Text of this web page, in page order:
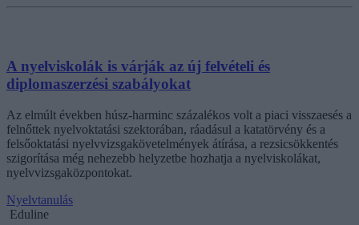
A nyelviskolák is várják az új felvételi és
diplomaszerzési szabályokat
Az elmúlt években húsz-harminc százalékos volt a piaci visszaesés a
felnőttek nyelvoktatási szektorában, ráadásul a katatörvény és a
felsőoktatási nyelvvizsgakövetelmények átírása, a rezsicsökkentés
szigorítása még nehezebb helyzetbe hozhatja a nyelviskolákat,
nyelvvizsgaközpontokat.
Nyelvtanulás
Eduline